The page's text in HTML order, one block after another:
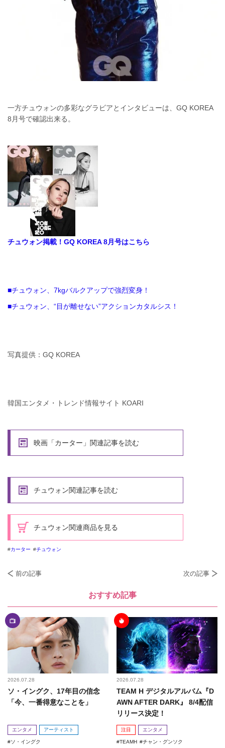
一方チュウォンの多彩なグラビアとインタビューは、GQ KOREA
8月号で確認出来る。
チュウォン掲載！GQ KOREA 8月号はこちら
■チュウォン、7kgバルクアップで強烈変身！
■チュウォン、“目が離せない”アクションカタルシス！
写真提供：GQ KOREA
韓国エンタメ・トレンド情報サイト KOARI
映画「カーター」関連記事を読む
チュウォン関連記事を読む
チュウォン関連商品を見る
カーター チュウォン
前の記事 次の記事
おすすめ記事
2026.07.28
ソ・イングク、17年目の信念
「今、一番得意なことを」
エンタメ アーティスト
ソ・イングク
2026.07.28
TEAM H デジタルアルバム『D
AWN AFTER DARK』 8/4配信
リリース決定！
注目 エンタメ
TEAMH チャン・グンソク